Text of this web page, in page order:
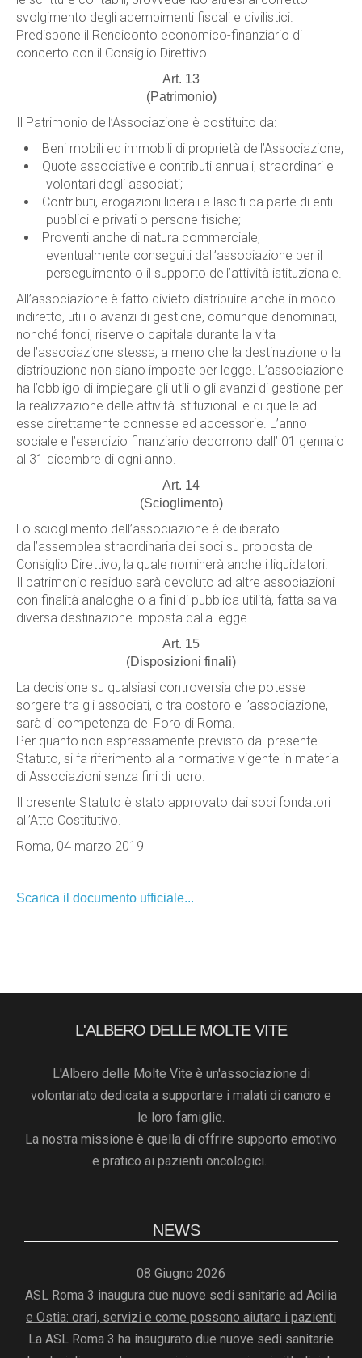
svolgimento degli adempimenti fiscali e civilistici.
Predispone il Rendiconto economico-finanziario di
concerto con il Consiglio Direttivo.
Art. 13
(Patrimonio)
Il Patrimonio dell’Associazione è costituito da:
Beni mobili ed immobili di proprietà dell’Associazione;
Quote associative e contributi annuali, straordinari e
volontari degli associati;
Contributi, erogazioni liberali e lasciti da parte di enti
pubblici e privati o persone fisiche;
Proventi anche di natura commerciale,
eventualmente conseguiti dall’associazione per il
perseguimento o il supporto dell’attività istituzionale.
All’associazione è fatto divieto distribuire anche in modo
indiretto, utili o avanzi di gestione, comunque denominati,
nonché fondi, riserve o capitale durante la vita
dell’associazione stessa, a meno che la destinazione o la
distribuzione non siano imposte per legge. L’associazione
ha l’obbligo di impiegare gli utili o gli avanzi di gestione per
la realizzazione delle attività istituzionali e di quelle ad
esse direttamente connesse ed accessorie. L’anno
sociale e l’esercizio finanziario decorrono dall’ 01 gennaio
al 31 dicembre di ogni anno.
Art. 14
(Scioglimento)
Lo scioglimento dell’associazione è deliberato
dall’assemblea straordinaria dei soci su proposta del
Consiglio Direttivo, la quale nominerà anche i liquidatori.
Il patrimonio residuo sarà devoluto ad altre associazioni
con finalità analoghe o a fini di pubblica utilità, fatta salva
diversa destinazione imposta dalla legge.
Art. 15
(Disposizioni finali)
La decisione su qualsiasi controversia che potesse
sorgere tra gli associati, o tra costoro e l’associazione,
sarà di competenza del Foro di Roma.
Per quanto non espressamente previsto dal presente
Statuto, si fa riferimento alla normativa vigente in materia
di Associazioni senza fini di lucro.
Il presente Statuto è stato approvato dai soci fondatori
all’Atto Costitutivo.
Roma, 04 marzo 2019
Scarica il documento ufficiale...
L'ALBERO DELLE MOLTE VITE
L'Albero delle Molte Vite è un'associazione di
volontariato dedicata a supportare i malati di cancro e
le loro famiglie.
La nostra missione è quella di offrire supporto emotivo
e pratico ai pazienti oncologici.
NEWS
08 Giugno 2026
ASL Roma 3 inaugura due nuove sedi sanitarie ad Acilia
e Ostia: orari, servizi e come possono aiutare i pazienti
La ASL Roma 3 ha inaugurato due nuove sedi sanitarie